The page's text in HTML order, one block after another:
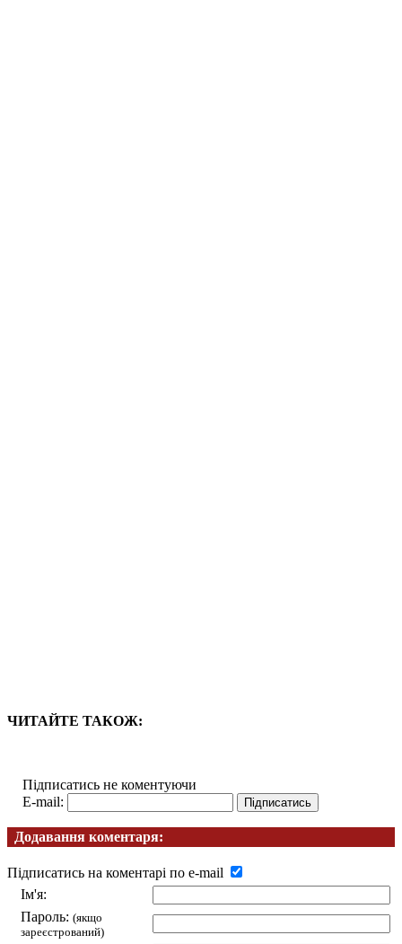
ЧИТАЙТЕ ТАКОЖ:
Підписатись не коментуючи
E-mail:
Додавання коментаря:
Підписатись на коментарі по e-mail
Ім'я:
Пароль: (якщо
зареєстрований)